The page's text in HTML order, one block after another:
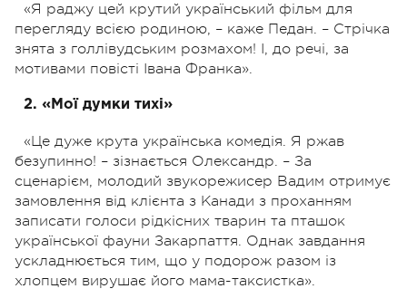
«Я раджу цей крутий український фільм для
перегляду всією родиною, – каже Педан. – Стрічка
знята з голлівудським розмахом! І, до речі, за
мотивами повісті Івана Франка».
2. «Мої думки тихі»
«Це дуже крута українська комедія. Я ржав
безупинно! – зізнається Олександр. – За
сценарієм, молодий звукорежисер Вадим отримує
замовлення від клієнта з Канади з проханням
записати голоси рідкісних тварин та пташок
української фауни Закарпаття. Однак завдання
ускладнюється тим, що у подорож разом із
хлопцем вирушає його мама-таксистка».